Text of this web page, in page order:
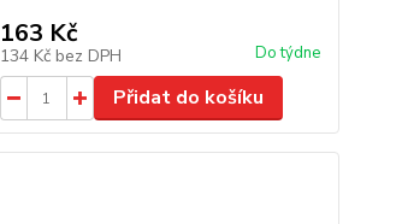
163 Kč
134 Kč bez DPH Do týdne
Přidat do košíku